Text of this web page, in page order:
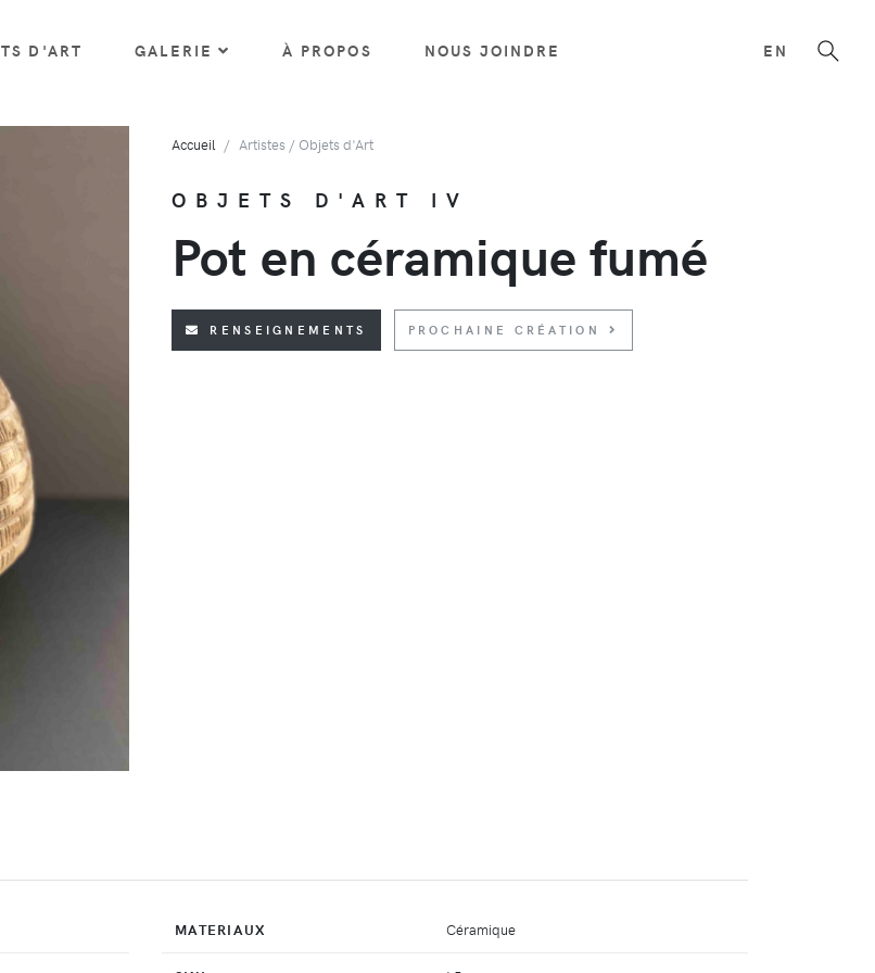
D'ART GALERIE À PROPOS NOUS JOINDRE EN
Accueil Artistes / Objets d'Art
OBJETS D'ART IV
Pot en céramique fumé
RENSEIGNEMENTS PROCHAINE CRÉATION
MATERIAUX Céramique